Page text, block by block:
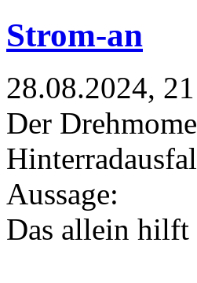
Strom-an
28.08.2024,
Der
Aussage:
Das allein